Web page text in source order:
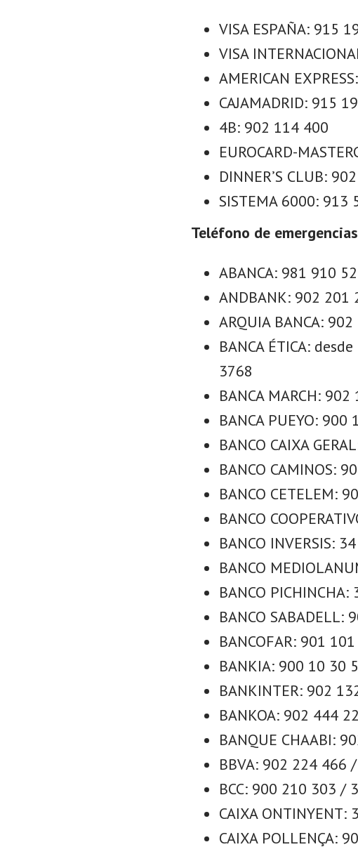
VISA ESPAÑA: 915
VISA
AMERICAN
CAJAMADRID: 915
4B: 902 114 400
EUROCARD-
DINNER’S CLUB:
SISTEMA 6000:
Teléfono de
ABANCA: 981 910
ANDBANK: 902
ARQUIA BANCA:
BANCA ÉTICA:
3768
BANCA MARCH:
BANCA PUEYO:
BANCO CAIXA
BANCO CAMINOS:
BANCO CETELEM:
BANCO
BANCO INVERSIS:
BANCO
BANCO
BANCO
BANCOFAR: 901
BANKIA: 900 10 30
BANKINTER: 902
BANKOA: 902 444
BANQUE CHAABI:
BBVA: 902 224 466
BCC: 900 210 303 /
CAIXA
CAIXA POLLENÇA: